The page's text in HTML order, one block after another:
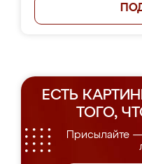
ЕСТЬ
ТОГО,
Присылайте